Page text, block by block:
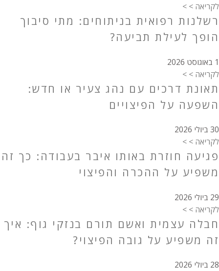
לקריאה > >
רשלנות רפואית בניתוחים: מתי סיבוך
הופך לעילת תביעה?
1 באוגוסט 2026
לקריאה > >
תאונת דרכים עם נהג צעיר או חדש:
השפעה על הפיצויים
30 ביולי 2026
לקריאה > >
פגיעה חוזרת באותו איבר בעבודה: כך זה
משפיע על ההכרה והפיצוי
29 ביולי 2026
לקריאה > >
חבלה עצמית ואשם תורם בנזקי גוף: איך
זה משפיע על גובה הפיצוי?
28 ביולי 2026